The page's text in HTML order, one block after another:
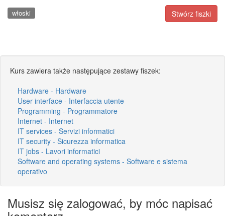
Stwórz fiszki
włoski
Kurs zawiera także następujące zestawy fiszek:
Hardware - Hardware
User interface - Interfaccia utente
Programming - Programmatore
Internet - Internet
IT services - Servizi informatici
IT security - Sicurezza informatica
IT jobs - Lavori informatici
Software and operating systems - Software e sistema
operativo
Musisz się zalogować, by móc napisać